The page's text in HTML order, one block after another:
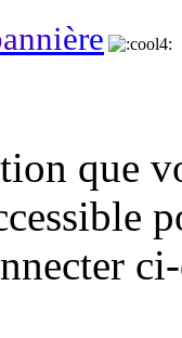
annière
que